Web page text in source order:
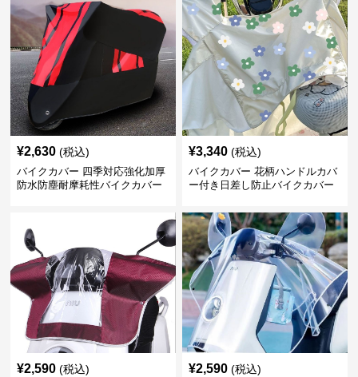
¥2,630 (税込)
バイクカバー 四季対応強化加厚
防水防塵耐摩耗性バイクカバー
¥3,340 (税込)
バイクカバー 花柄ハンドルカバ
ー付き日差し防止バイクカバー
¥2,590 (税込) ¥2,590 (税込)